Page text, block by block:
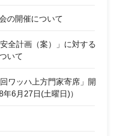
の開催について
全計画（案）」に対する
いて
ワッハ上方門家寄席」開
6月27日(土曜日)）